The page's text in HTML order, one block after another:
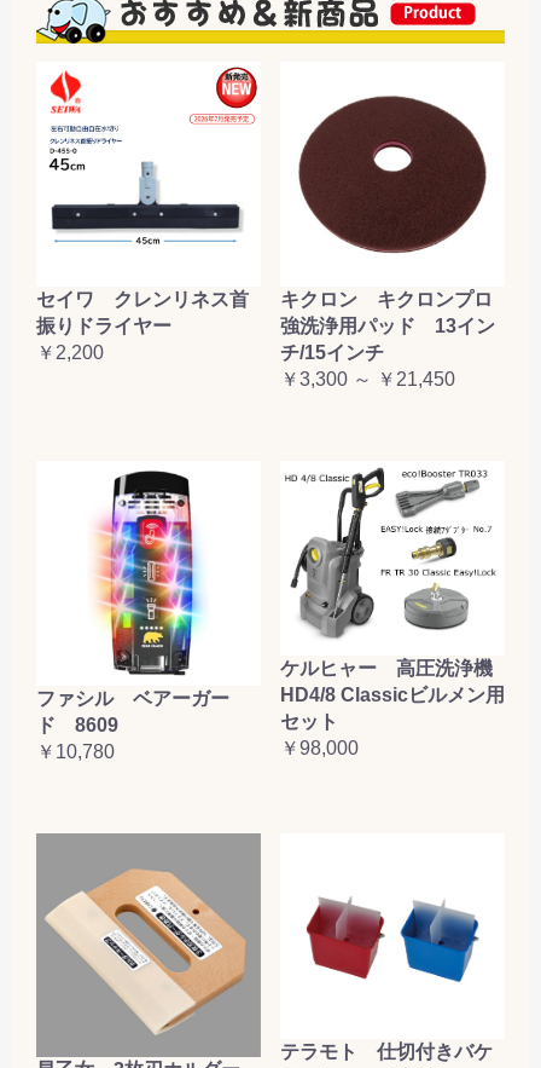
セイワ クレンリネス首
振りドライヤー
￥2,200
キクロン キクロンプロ
強洗浄用パッド 13イン
チ/15インチ
￥3,300 ～ ￥21,450
ファシル ベアーガー
ド 8609
￥10,780
ケルヒャー 高圧洗浄機
HD4/8 Classicビルメン用
セット
￥98,000
テラモト 仕切付きバケ